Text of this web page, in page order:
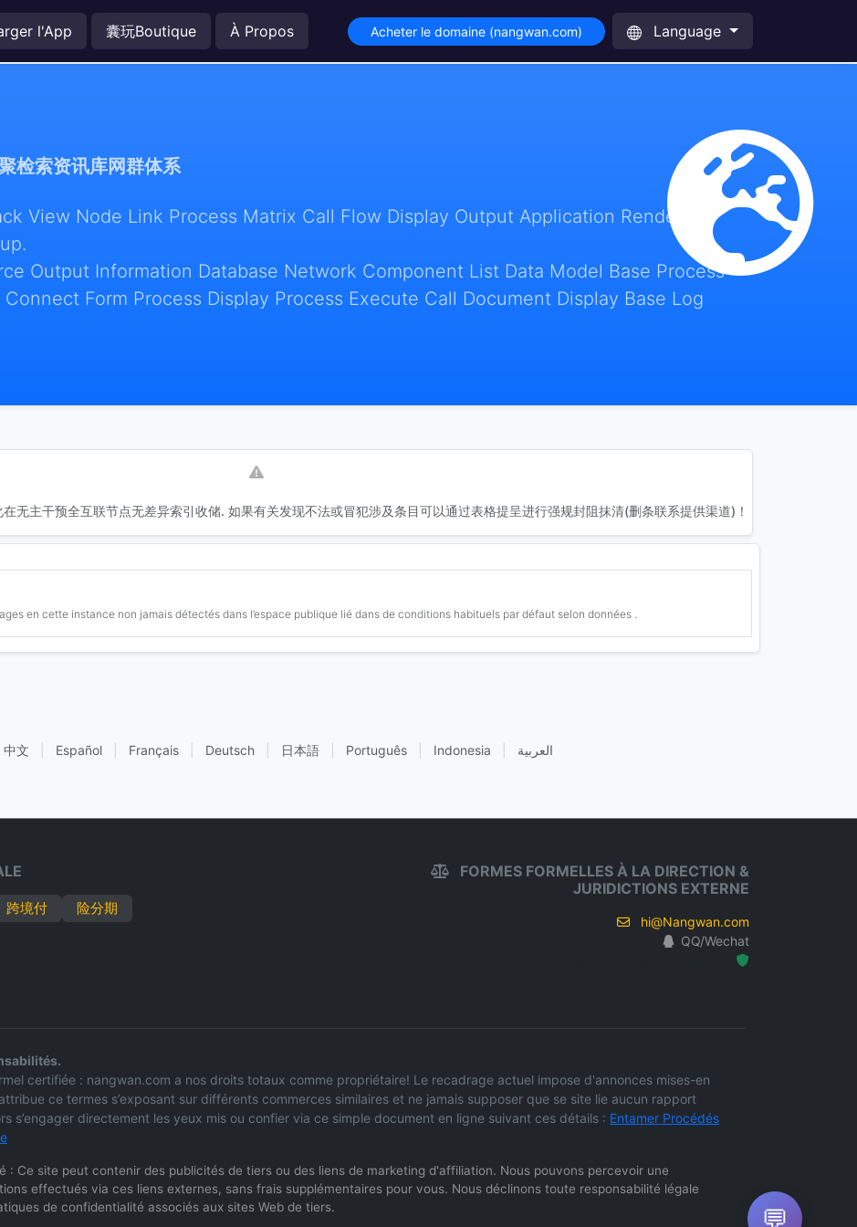
l'App 囊玩Boutique À Propos Acheter le domaine (nangwan.com) Language
检索资讯库网群体系
View Node Link Process Matrix Call Flow Display Output Application Render
Output Information Database Network Component List Data Model Base Process
Form Process Display Process Execute Call Document Display Base Log
无主干预全互联节点无差异索引收储. 如果有关发现不法或冒犯涉及条目可以通过表格提呈进行强规封阻抹清(删条联系提供渠道)！
en cette instance non jamais détectés dans l’espace publique lié dans de conditions habituels par défaut selon données .
中文 Español Français Deutsch 日本語 Português Indonesia العربية
跨境付 险分期
FORMES FORMELLES À LA DIRECTION &
JURIDICTIONS EXTERNE
hi@Nangwan.com
QQ/Wechat
certifiée : nangwan.com a nos droits totaux comme propriétaire! Le recadrage actuel impose d'annonces mises-en
ce termes s’exposant sur différents commerces similaires et ne jamais supposer que se site lie aucun rapport
s’engager directement les yeux mis ou confier via ce simple document en ligne suivant ces détails : Entamer Procédés
: Ce site peut contenir des publicités de tiers ou des liens de marketing d'affiliation. Nous pouvons percevoir une
effectués via ces liens externes, sans frais supplémentaires pour vous. Nous déclinons toute responsabilité légale
de confidentialité associés aux sites Web de tiers.
💬